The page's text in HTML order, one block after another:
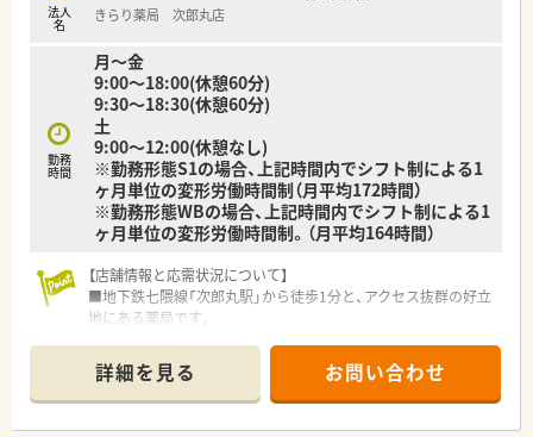
タリです！
➁店舗移動によって幅広い経験を積みたいけど通勤距離が遠く
なるのはちょっと・・
⇒福岡都市圏内にドミナント展開しているため、ご自身の通勤圏
内で総合病院門前、クリニックとのマンツーマン
クリニックモール型等・・幅広い形態の店舗を経験していただ
けます。
➂将来的に薬剤師としてキャリアアップしていきたいけど、家族
のために転居はしたくない・・
と福岡県に腰を据えて
薬剤師としてのキャリアを積んでいただくことが可能です。
部長職のほとんどが中途で入社されています。
法人
名 きらり薬局 次郎丸店
勤務
時間
月～金
9:00～18:00(休憩60分)
9:30～18:30(休憩60分)
土
9:00～12:00(休憩なし)
※勤務形態S1の場合、上記時間内でシフト制による1
ヶ月単位の変形労働時間制（月平均172時間）
※勤務形態WBの場合、上記時間内でシフト制による1
ヶ月単位の変形労働時間制。（月平均164時間）
【店舗情報と応需状況について】
■地下鉄七隈線「次郎丸駅」から徒歩1分と、アクセス抜群の好立
地にある薬局です。
を担当しています。
■薬剤師は常勤1名と事務員複数名体制で、管理薬剤師は男性の
方が務めています。
■2025年1月に開局したばかりの新しい薬局です。
詳細を見る お問い合わせ